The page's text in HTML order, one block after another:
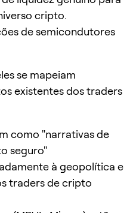
cripto.
de semicondutores
se mapeiam
existentes dos traders
como "narrativas de
seguro"
à geopolítica e
traders de cripto